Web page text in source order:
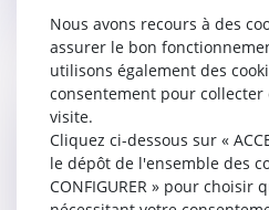
AUDIENCES SOLENNELLES
CONSEIL DE
COMMERCE ET DU
Nous avons recours à des
assurer le bon
utilisons également des
consentement pour
visite.
Cliquez ci-dessous sur «
le dépôt de l'ensemble des
CONFIGURER » pour choisir